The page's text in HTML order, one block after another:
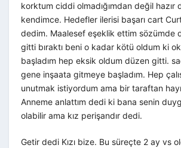
korktum ciddi olmadığımdan değil hazır
kendimce. Hedefler ilerisi başarı cart
dedim. Maalesef eşeklik ettim sözümde
gitti bıraktı beni o kadar kötü oldum ki
başladım hep eksik oldum düzen gitti.
gene inşaata gitmeye başladım. Hep
unutmak istiyordum ama bir taraftan
Anneme anlattım dedi ki bana senin
olabilir ama kız perişandır dedi.
Getir dedi Kızı bize. Bu süreçte 2 ay vs